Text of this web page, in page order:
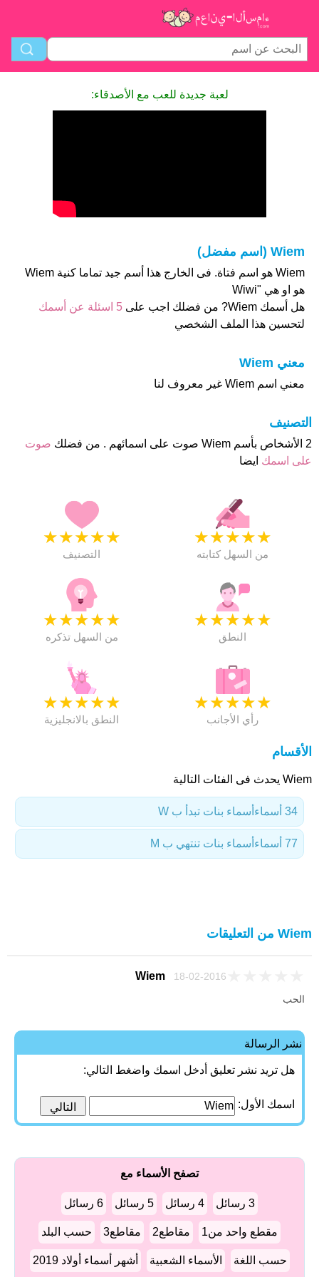
لعبة جديدة للعب مع الأصدقاء:
Wiem (اسم مفضل)
Wiem هو اسم فتاة. فى الخارج هذا أسم جيد تماما كنية Wiem
هو او هي "Wiwi
هل أسمك Wiem? من فضلك اجب على
5 اسئلة عن أسمك
لتحسين هذا الملف الشخصي
معني Wiem
معني اسم Wiem غير معروف لنا
التصنيف
2 الأشخاص بأسم Wiem صوت على اسمائهم . من فضلك
صوت
على اسمك ايضا
★
★
★
★
★
التصنيف
★
★
★
★
★
من السهل كتابته
★
★
★
★
★
من السهل تذكره
★
★
★
★
★
النطق
★
★
★
★
★
النطق بالانجليزية
★
★
★
★
★
رأي الأجانب
الأقسام
Wiem يحدث فى الفئات التالية
أسماء بنات تبدأ ب W 34 أسماء
أسماء بنات تنتهي ب M 77 أسماء
Wiem من التعليقات
Wiem 18-02-2016
الحب
نشر الرسالة
هل تريد نشر تعليق أدخل اسمك واضغط التالي:
اسمك الأول:
تصفح الأسماء مع
3 رسائل 4 رسائل 5 رسائل 6 رسائل
مقطع واحد من1 مقاطع2 مقاطع3 حسب البلد
حسب اللغة الأسماء الشعبية أشهر أسماء أولاد 2019